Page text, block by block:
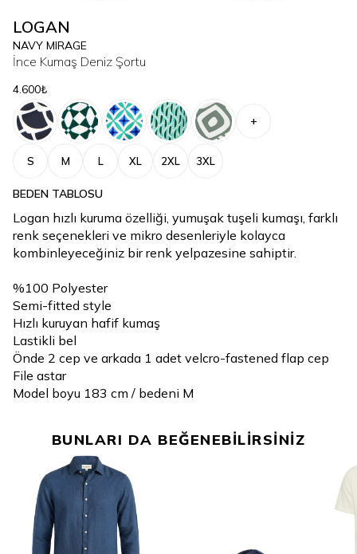
LOGAN
NAVY MIRAGE
İnce Kumaş Deniz Şortu
4.600₺
+
S M L XL 2XL 3XL
BEDEN TABLOSU
Logan hızlı kuruma özelliği, yumuşak tuşeli kumaşı, farklı
renk seçenekleri ve mikro desenleriyle kolayca
kombinleyeceğiniz bir renk yelpazesine sahiptir.
%100 Polyester
Semi-fitted style
Hızlı kuruyan hafif kumaş
Lastikli bel
Önde 2 cep ve arkada 1 adet velcro-fastened flap cep
File astar
Model boyu 183 cm / bedeni M
BUNLARI DA BEĞENEBİLİRSİNİZ